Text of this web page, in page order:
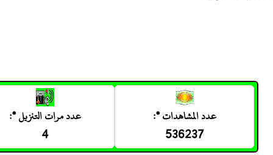
عدد المشاهدات *:
536237
عدد مرات التنزيل *:
4